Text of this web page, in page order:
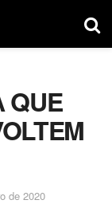
QUE
de 2020